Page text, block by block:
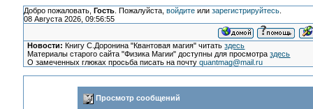
Добро пожаловать, Гость. Пожалуйста, войдитеили зарегистрируйтесь.
08 Августа 2026, 09:56:55
Новости: Книгу С.Доронина "Квантовая магия" читатьздесь
Материалы старого сайта "Физика Магии" доступны для просмотраздесь
О замеченных глюках просьба писать на почтуquantmag@mail.ru
Просмотр сообщений